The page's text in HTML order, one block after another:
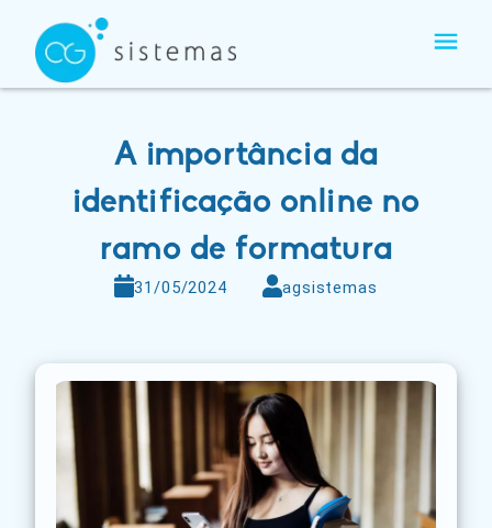
conteúdo
A importância da
identificação online no
ramo de formatura
31/05/2024 agsistemas